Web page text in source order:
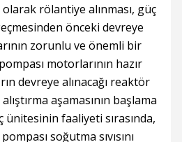
olarak rölantiye alınması, güç
önceki devreye
zorunlu ve önemli bir
motorlarının hazır
devreye alınacağı reaktör
aşamasının başlama
ünitesinin faaliyeti sırasında,
soğutma sıvısını